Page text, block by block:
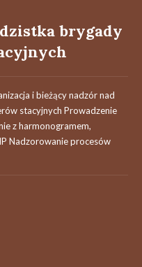
brygady
i bieżący nadzór nad
stacyjnych Prowadzenie
z harmonogramem,
Nadzorowanie procesów